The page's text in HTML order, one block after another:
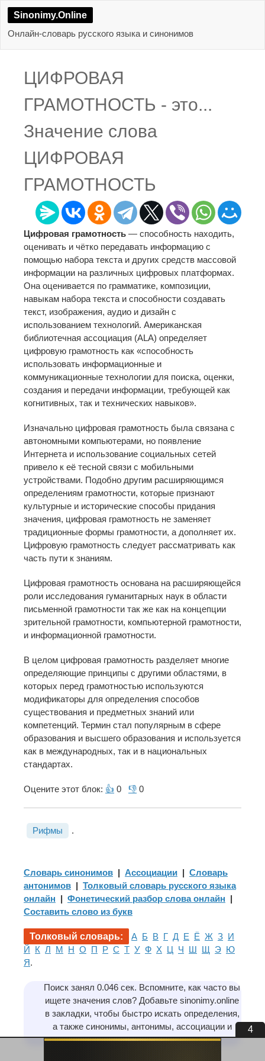
Sinonimy.Online
Онлайн-словарь русского языка и синонимов
ЦИФРОВАЯ
ГРАМОТНОСТЬ - это...
Значение слова
ЦИФРОВАЯ
ГРАМОТНОСТЬ
Цифровая грамотность — способность находить,
оценивать и чётко передавать информацию с
помощью набора текста и других средств массовой
информации на различных цифровых платформах.
Она оценивается по грамматике, композиции,
навыкам набора текста и способности создавать
текст, изображения, аудио и дизайн с
использованием технологий. Американская
библиотечная ассоциация (ALA) определяет
цифровую грамотность как «способность
использовать информационные и
коммуникационные технологии для поиска, оценки,
создания и передачи информации, требующей как
когнитивных, так и технических навыков».
Изначально цифровая грамотность была связана с
автономными компьютерами, но появление
Интернета и использование социальных сетей
привело к её тесной связи с мобильными
устройствами. Подобно другим расширяющимся
определениям грамотности, которые признают
культурные и исторические способы придания
значения, цифровая грамотность не заменяет
традиционные формы грамотности, а дополняет их.
Цифровую грамотность следует рассматривать как
часть пути к знаниям.
Цифровая грамотность основана на расширяющейся
роли исследования гуманитарных наук в области
письменной грамотности так же как на концепции
зрительной грамотности, компьютерной грамотности,
и информационной грамотности.
В целом цифровая грамотность разделяет многие
определяющие принципы с другими областями, в
которых перед грамотностью используются
модификаторы для определения способов
существования и предметных знаний или
компетенций. Термин стал популярным в сфере
образования и высшего образования и используется
как в международных, так и в национальных
стандартах.
Оцените этот блок: 👍 0 👎 0
Рифмы .
Словарь синонимов | Ассоциации | Словарь
антонимов | Толковый словарь русского языка
онлайн | Фонетический разбор слова онлайн |
Составить слово из букв
Толковый словарь: А Б В Г Д Е Ё Ж З И
Й К Л М Н О П Р С Т У Ф Х Ц Ч Ш Щ Э Ю
Я.
Поиск занял 0.046 сек. Вспомните, как часто вы
ищете значения слов? Добавьте sinonimy.online
в закладки, чтобы быстро искать определения,
а также синонимы, антонимы, ассоциации и
предложения.
4